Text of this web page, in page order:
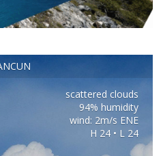
scattered clouds
94% humidity
wind: 2m/s ENE
H 24 • L 24